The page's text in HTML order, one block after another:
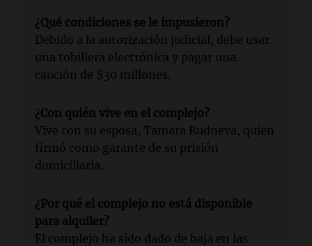
¿Qué condiciones se le impusieron?
Debido a la autorización judicial, debe usar
una tobillera electrónica y pagar una
caución de $30 millones.
¿Con quién vive en el complejo?
Vive con su esposa, Tamara Rudneva, quien
firmó como garante de su prisión
domiciliaria.
¿Por qué el complejo no está disponible
para alquiler?
El complejo ha sido dado de baja en las